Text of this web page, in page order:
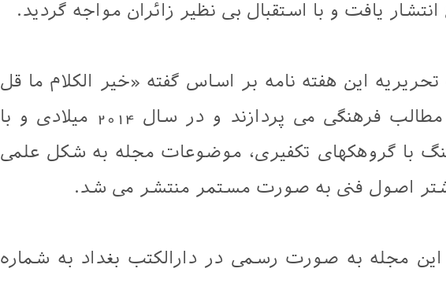
يافت و با استقبال بی نظیر زائران مواجه گردید.
این هفته نامه بر اساس گفته «خیر الکلام ما قل
ودل» به انتشار مطالب فرهنگی می پردازند و در سال 2014 میلادی و با
با گروهکهای تکفیری، موضوعات مجله به شکل علمی
اصول فنی به صورت مستمر منتشر می شد.
این مجله به صورت رسمی در دارالکتب بغداد به شماره